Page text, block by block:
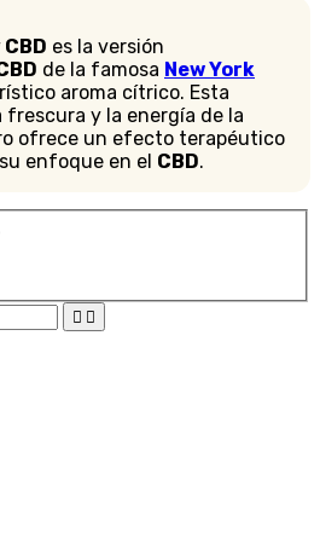
es la versión
de la famosa New York
aroma cítrico. Esta
y la energía de la
ofrece un efecto terapéutico
enfoque en el CBD.
 